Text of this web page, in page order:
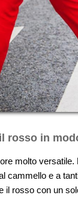
rosso in
molto versatile.
cammello e a
il rosso con un